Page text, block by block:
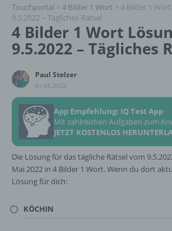
Touchportal > 4 Bilder 1 Wort > 4 Bilder 1
9.5.2022 – Tägliches Rätsel
4 Bilder 1 Wort
9.5.2022 – Tägliches
Paul Stelzer
01.05.2022
App Empfehlung: IQ Test App
Mit zahlreichen Aufgaben zum
JETZT KOSTENLOS
Die Lösung für das tägliche Rätsel vom
Mai 2022 in 4 Bilder 1 Wort. Wenn du dort
Lösung für dich:
KÖCHIN